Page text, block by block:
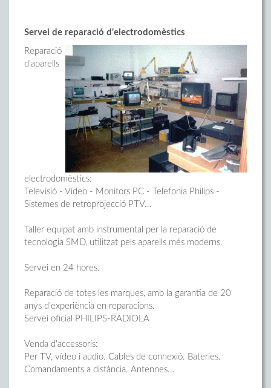
Servei de reparació d'electrodomèstics
Reparació
d'aparells
electrodomèstics:
Televisió - Vídeo - Monitors PC - Telefonia Philips -
Sistemes de retroprojecció PTV...
Taller equipat amb instrumental per la reparació de
tecnologia SMD, utilitzat pels aparells més moderns.
Servei en 24 hores.
Reparació de totes les marques, amb la garantia de 20
anys d'experiència en reparacions.
Servei oficial PHILIPS-RADIOLA
Venda d'accessoris:
Per TV, vídeo i audio. Cables de connexió. Bateries.
Comandaments a distància. Antennes...